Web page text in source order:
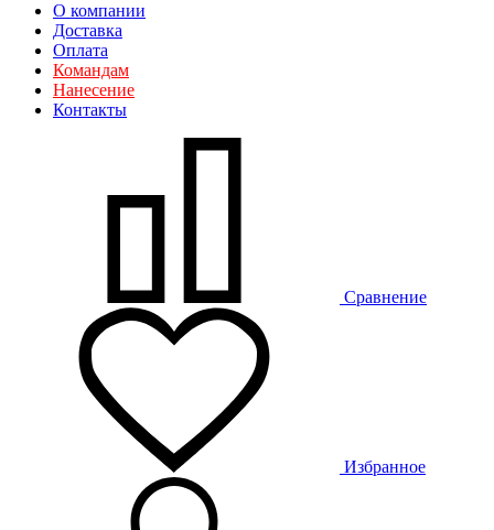
О компании
Доставка
Оплата
Командам
Нанесение
Контакты
Сравнение
Избранное